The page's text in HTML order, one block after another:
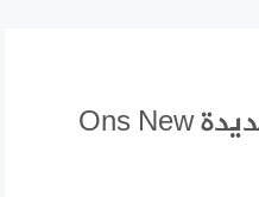
كمبوند أُنس زايد الجديدة Ons New